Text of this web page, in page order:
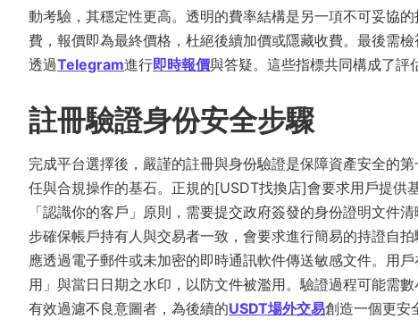
動考驗，其穩定性更高。透明的費率結構是另一項不可妥協
費，報價即為最終價格，杜絕後續加價或隱藏收費。最後需
透過Telegram進行即時報價與答疑。這些指標共同構成了評
註冊驗證身份安全步驟
完成平台選擇後，嚴謹的註冊與身份驗證是保障資產安全的
任與合規操作的基石。正規的[USDT找換店]會要求用戶提供
「認識你的客戶」原則，需要提交政府簽發的身份證明文件
步確保帳戶持有人與交易者一致，會要求進行簡易的持證自
應透過電子郵件或未加密的即時通訊軟件傳送敏感文件。用
用」與當日日期之水印，以防文件被濫用。驗證過程可能需
有效過濾不良意圖者，為後續的USDT場外交易創造一個更安